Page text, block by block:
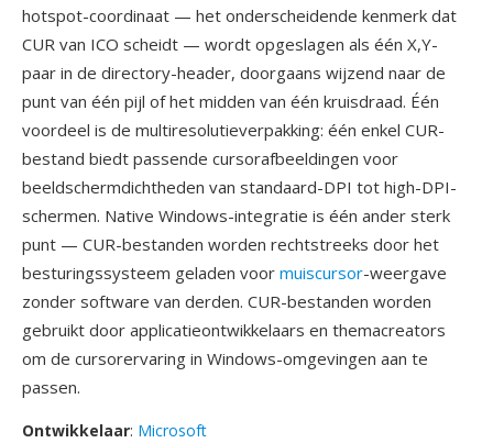
hotspot-coordinaat — het onderscheidende kenmerk dat
CUR van ICO scheidt — wordt opgeslagen als één X,Y-
paar in de directory-header, doorgaans wijzend naar de
punt van één pijl of het midden van één kruisdraad. Één
voordeel is de multiresolutieverpakking: één enkel CUR-
bestand biedt passende cursorafbeeldingen voor
beeldschermdichtheden van standaard-DPI tot high-DPI-
schermen. Native Windows-integratie is één ander sterk
punt — CUR-bestanden worden rechtstreeks door het
besturingssysteem geladen voor muiscursor-weergave
zonder software van derden. CUR-bestanden worden
gebruikt door applicatieontwikkelaars en themacreators
om de cursorervaring in Windows-omgevingen aan te
passen.
Ontwikkelaar: Microsoft